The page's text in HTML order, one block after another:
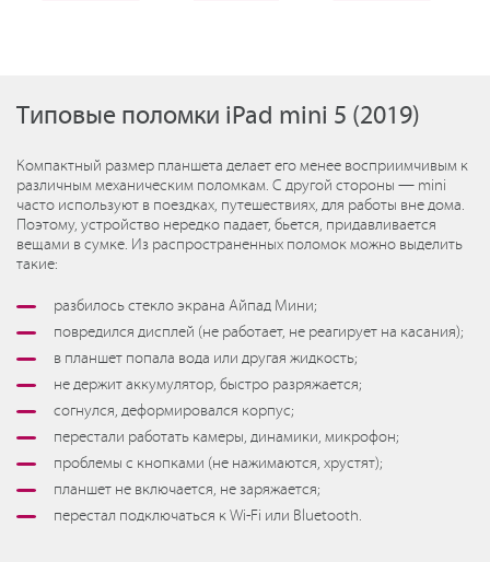
Типовые поломки iPad mini 5 (2019)
Компактный размер планшета делает его менее восприимчивым к
различным механическим поломкам. С другой стороны — mini
часто используют в поездках, путешествиях, для работы вне дома.
Поэтому, устройство нередко падает, бьется, придавливается
вещами в сумке. Из распространенных поломок можно выделить
такие:
разбилось стекло экрана Айпад Мини;
повредился дисплей (не работает, не реагирует на касания);
в планшет попала вода или другая жидкость;
не держит аккумулятор, быстро разряжается;
согнулся, деформировался корпус;
перестали работать камеры, динамики, микрофон;
проблемы с кнопками (не нажимаются, хрустят);
планшет не включается, не заряжается;
перестал подключаться к Wi-Fi или Bluetooth.